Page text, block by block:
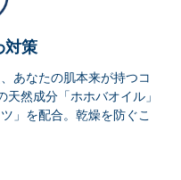
対策
あなたの肌本来が持つコ
然成分「ホホバオイル」
」を配合。乾燥を防ぐこ